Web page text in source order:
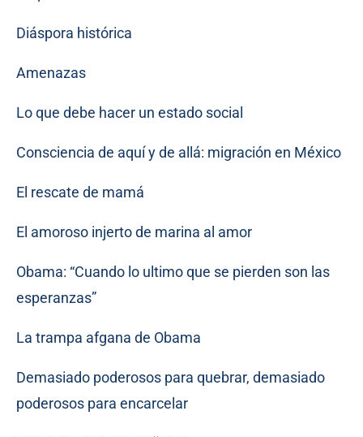
Diáspora histórica
Amenazas
Lo que debe hacer un estado social
Consciencia de aquí y de allá: migración en México
El rescate de mamá
El amoroso injerto de marina al amor
Obama: “Cuando lo ultimo que se pierden son las
esperanzas”
La trampa afgana de Obama
Demasiado poderosos para quebrar, demasiado
poderosos para encarcelar